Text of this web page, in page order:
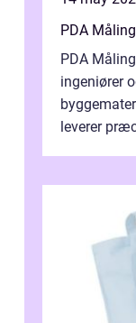
PDA Måling
PDA
ingeniører
leverer